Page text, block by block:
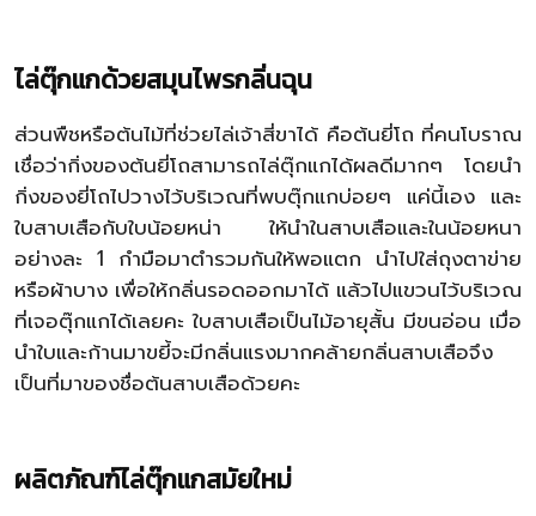
ไล่ตุ๊กแกด้วยสมุนไพรกลิ่นฉุน
ส่วนพืชหรือต้นไม้ที่ช่วยไล่เจ้าสี่ขาได้ คือต้นยี่โถ ที่คนโบราณ
เชื่อว่ากิ่งของต้นยี่โถสามารถไล่ตุ๊กแกได้ผลดีมากๆ โดยนำ
กิ่งของยี่โถไปวางไว้บริเวณที่พบตุ๊กแกบ่อยๆ แค่นี้เอง และ
ใบสาบเสือกับใบน้อยหน่า ให้นำในสาบเสือและในน้อยหนา
อย่างละ 1 กำมือมาตำรวมกันให้พอแตก นำไปใส่ถุงตาข่าย
หรือผ้าบาง เพื่อให้กลิ่นรอดออกมาได้ แล้วไปแขวนไว้บริเวณ
ที่เจอตุ๊กแกได้เลยคะ ใบสาบเสือเป็นไม้อายุสั้น มีขนอ่อน เมื่อ
นำใบและก้านมาขยี้จะมีกลิ่นแรงมากคล้ายกลิ่นสาบเสือจึง
เป็นที่มาของชื่อต้นสาบเสือด้วยคะ
ผลิตภัณฑ์ไล่ตุ๊กแกสมัยใหม่